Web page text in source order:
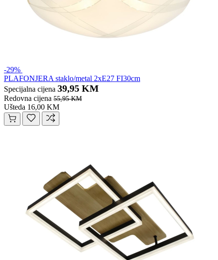
-29%
PLAFONJERA staklo/metal 2xE27 FI30cm
Specijalna cijena 39,95 KM
Redovna cijena 55,95 KM
Ušteda 16,00 KM